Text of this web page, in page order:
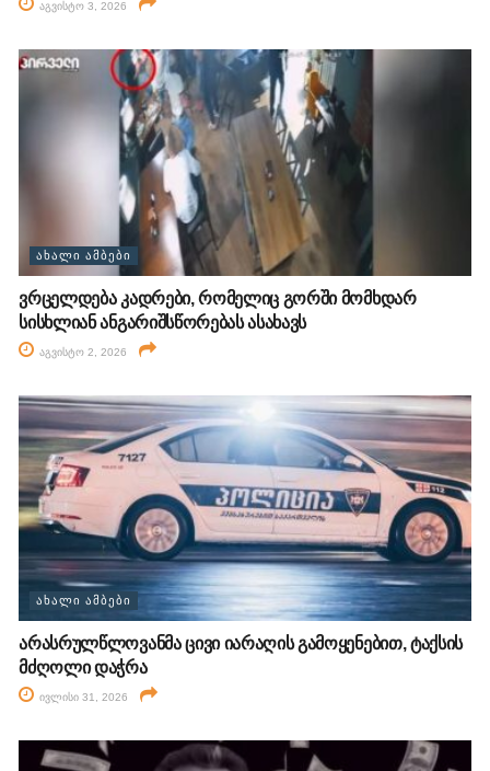
აგვისტო 3, 2026
ᲐᲮᲐᲚᲘ ᲐᲛᲑᲔᲑᲘ
ვრცელდება კადრები, რომელიც გორში მომხდარ
სისხლიან ანგარიშსწორებას ასახავს
აგვისტო 2, 2026
ᲐᲮᲐᲚᲘ ᲐᲛᲑᲔᲑᲘ
არასრულწლოვანმა ცივი იარაღის გამოყენებით, ტაქსის
მძღოლი დაჭრა
ივლისი 31, 2026